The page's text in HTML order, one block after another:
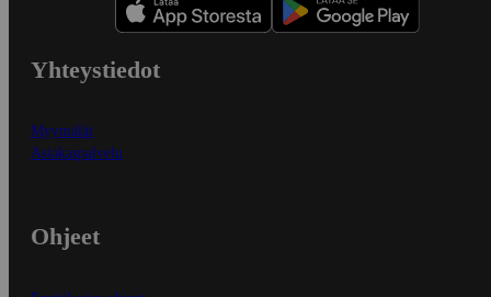
Yhteystiedot
Myymälät
Asiakaspalvelu
Ohjeet